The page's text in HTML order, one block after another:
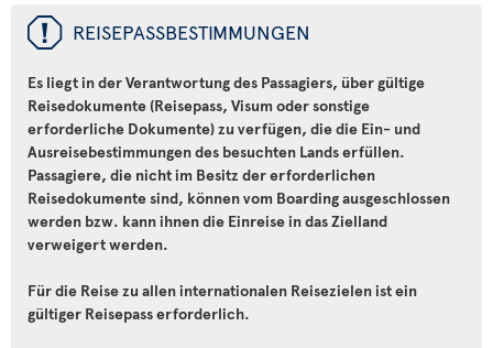
ü REISEPASSBESTIMMUNGEN
Es liegt in der Verantwortung des Passagiers, über gültige
Reisedokumente (Reisepass, Visum oder sonstige
erforderliche Dokumente) zu verfügen, die die Ein- und
Ausreisebestimmungen des besuchten Lands erfüllen.
Passagiere, die nicht im Besitz der erforderlichen
Reisedokumente sind, können vom Boarding ausgeschlossen
werden bzw. kann ihnen die Einreise in das Zielland
verweigert werden.
Für die Reise zu allen internationalen Reisezielen ist ein
gültiger Reisepass erforderlich.